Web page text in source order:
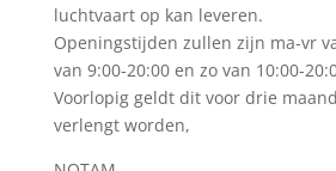
luchtvaart op kan leveren.
Openingstijden zullen zijn ma-vr
van 9:00-20:00 en zo van 10:00-
Voorlopig geldt dit voor drie
verlengt worden,